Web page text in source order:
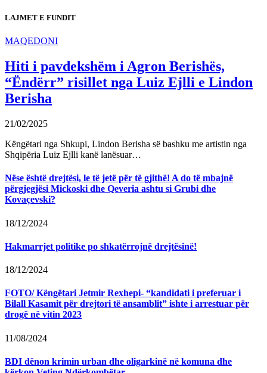
LAJMET E FUNDIT
MAQEDONI
Hiti i pavdekshëm i Agron Berishës,
“Ëndërr” risillet nga Luiz Ejlli e Lindon
Berisha
21/02/2025
Këngëtari nga Shkupi, Lindon Berisha së bashku me artistin nga
Shqipëria Luiz Ejlli kanë lanësuar…
Nëse është drejtësi, le të jetë për të gjithë! A do të mbajnë
përgjegjësi Mickoski dhe Qeveria ashtu si Grubi dhe
Kovaçevski?
18/12/2024
Hakmarrjet politike po shkatërrojnë drejtësinë!
18/12/2024
FOTO/ Këngëtari Jetmir Rexhepi- “kandidati i preferuar i
Bilall Kasamit për drejtori të ansamblit” ishte i arrestuar për
drogë në vitin 2023
11/08/2024
BDI dënon krimin urban dhe oligarkinë në komuna dhe